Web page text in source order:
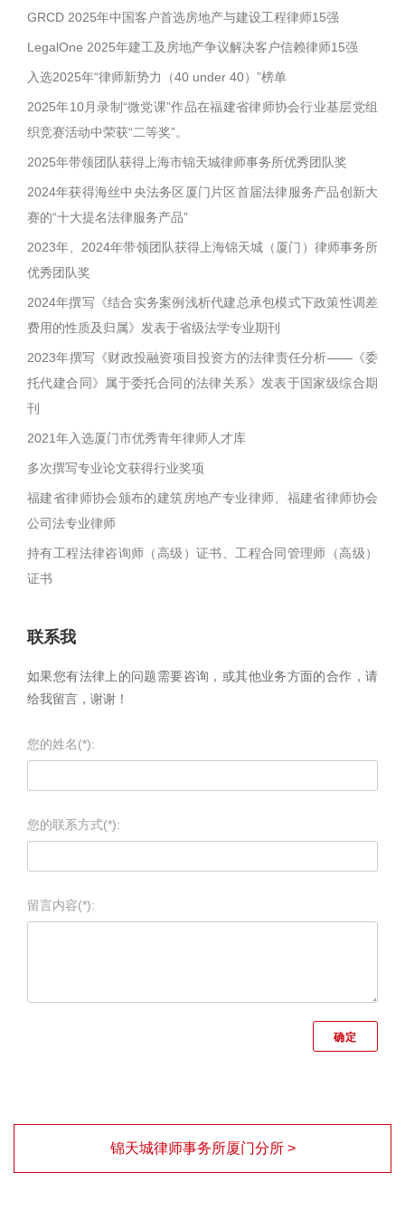
GRCD 2025年中国客户首选房地产与建设工程律师15强
LegalOne 2025年建工及房地产争议解决客户信赖律师15强
入选2025年“律师新势力（40 under 40）”榜单
2025年10月录制“微党课”作品在福建省律师协会行业基层党组
织竞赛活动中荣获“二等奖”。
2025年带领团队获得上海市锦天城律师事务所优秀团队奖
2024年获得海丝中央法务区厦门片区首届法律服务产品创新大
赛的“十大提名法律服务产品”
2023年、2024年带领团队获得上海锦天城（厦门）律师事务所
优秀团队奖
2024年撰写《结合实务案例浅析代建总承包模式下政策性调差
费用的性质及归属》发表于省级法学专业期刊
2023年撰写《财政投融资项目投资方的法律责任分析——《委
托代建合同》属于委托合同的法律关系》发表于国家级综合期
刊
2021年入选厦门市优秀青年律师人才库
多次撰写专业论文获得行业奖项
福建省律师协会颁布的建筑房地产专业律师、福建省律师协会
公司法专业律师
持有工程法律咨询师（高级）证书、工程合同管理师（高级）
证书
联系我
如果您有法律上的问题需要咨询，或其他业务方面的合作，请
给我留言，谢谢！
您的姓名(*):
您的联系方式(*):
留言内容(*):
锦天城律师事务所厦门分所 >